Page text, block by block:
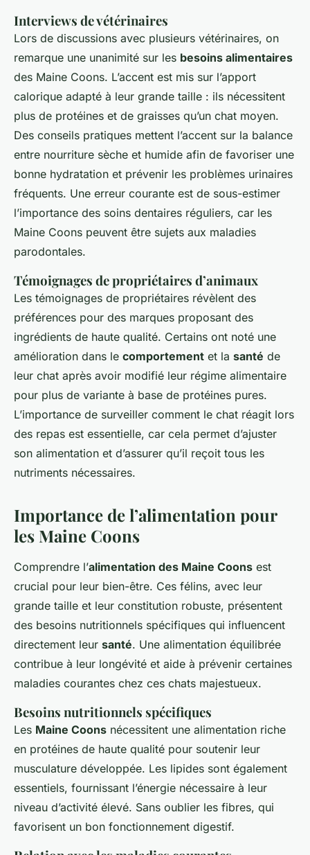
Interviews de vétérinaires
Lors de discussions avec plusieurs vétérinaires, on
remarque une unanimité sur les besoins alimentaires
des Maine Coons. L’accent est mis sur l’apport
calorique adapté à leur grande taille : ils nécessitent
plus de protéines et de graisses qu’un chat moyen.
Des conseils pratiques mettent l’accent sur la balance
entre nourriture sèche et humide afin de favoriser une
bonne hydratation et prévenir les problèmes urinaires
fréquents. Une erreur courante est de sous-estimer
l’importance des soins dentaires réguliers, car les
Maine Coons peuvent être sujets aux maladies
parodontales.
Témoignages de propriétaires d’animaux
Les témoignages de propriétaires révèlent des
préférences pour des marques proposant des
ingrédients de haute qualité. Certains ont noté une
amélioration dans le comportement et la santé de
leur chat après avoir modifié leur régime alimentaire
pour plus de variante à base de protéines pures.
L’importance de surveiller comment le chat réagit lors
des repas est essentielle, car cela permet d’ajuster
son alimentation et d’assurer qu’il reçoit tous les
nutriments nécessaires.
Importance de l’alimentation pour
les Maine Coons
Comprendre l’alimentation des Maine Coons est
crucial pour leur bien-être. Ces félins, avec leur
grande taille et leur constitution robuste, présentent
des besoins nutritionnels spécifiques qui influencent
directement leur santé. Une alimentation équilibrée
contribue à leur longévité et aide à prévenir certaines
maladies courantes chez ces chats majestueux.
Besoins nutritionnels spécifiques
Les Maine Coons nécessitent une alimentation riche
en protéines de haute qualité pour soutenir leur
musculature développée. Les lipides sont également
essentiels, fournissant l’énergie nécessaire à leur
niveau d’activité élevé. Sans oublier les fibres, qui
favorisent un bon fonctionnement digestif.